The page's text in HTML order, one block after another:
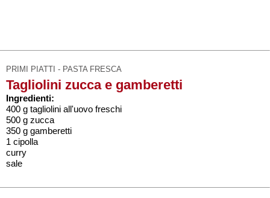
PRIMI PIATTI - PASTA FRESCA
Tagliolini zucca e gamberetti
Ingredienti:
400 g tagliolini all'uovo freschi
500 g zucca
350 g gamberetti
1 cipolla
curry
sale